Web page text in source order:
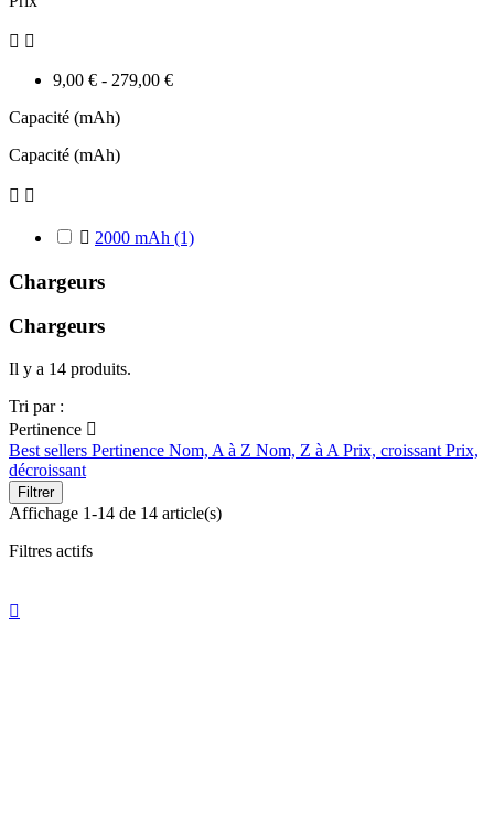
 
9,00 € - 279,00 €
Capacité (mAh)
Capacité (mAh)
 
 2000 mAh (1)
Chargeurs
Chargeurs
Il y a 14 produits.
Tri par :
Pertinence 
Best sellers Pertinence Nom, A à Z Nom, Z à A Prix, croissant Prix,
décroissant
Filtrer
Affichage 1-14 de 14 article(s)
Filtres actifs
